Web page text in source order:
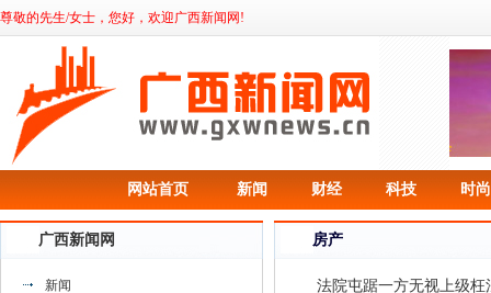
尊敬的先生/女士，您好，欢迎广西新闻网!
网站首页 新闻 财经 科技 时尚
广西新闻网
新闻
《核聚变盛会，WeGame携多款游戏和
INTEL冥王》
房产
法院屯踞一方无视上级